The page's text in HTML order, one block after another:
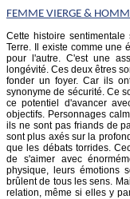
FEMME VIERGE &
Cette histoire
Terre. Il existe comme une
pour l'autre. C'est une
longévité. Ces deux êtres
fonder un foyer. Car ils
synonyme de sécurité. Ce
ce potentiel d'avancer
objectifs. Personnages
ils ne sont pas friands de
sont plus axés sur la
que les débats torrides.
de s'aimer avec
physique, leurs émotions
brûlent de tous les sens.
relation, même si elles y